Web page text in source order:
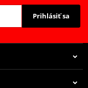
Prihlásiť sa